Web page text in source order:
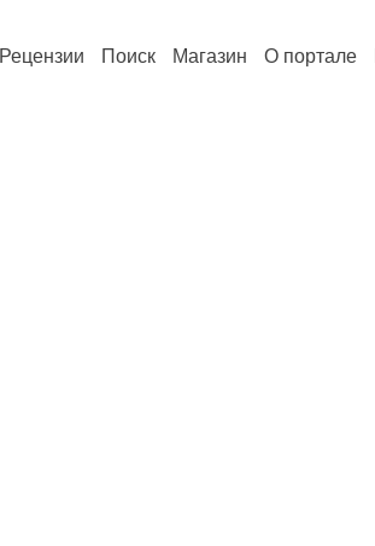
Рецензии Поиск Магазин О портале